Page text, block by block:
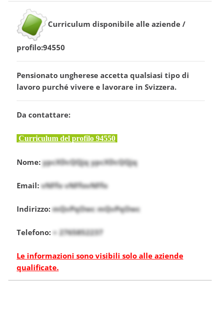
Curriculum disponibile alle aziende /
profilo:94550
Pensionato ungherese accetta qualsiasi tipo di
lavoro purché vivere e lavorare in Svizzera.
Da contattare:
Curriculum del profilo 94550
Nome:ypcXDcQQjq ypcXDcQQjq
Email:vNFfo vNFfovNFfo
Indirizzo:mQvPqOwc mQvPqOwc
Telefono: + 2765852237
Le informazioni sono visibili solo alle aziende
qualificate.